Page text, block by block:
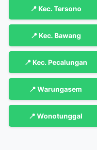
📍 Kec. Tersono
📍 Kec. Bawang
📍 Kec. Pecalungan
📍 Warungasem
📍 Wonotunggal